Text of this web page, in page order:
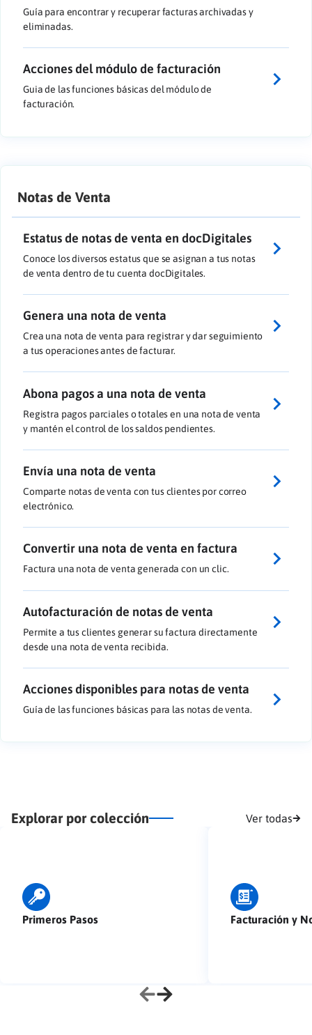
Guía para encontrar y recuperar facturas archivadas y
eliminadas.
Acciones del módulo de facturación
Guia de las funciones básicas del módulo de
facturación.
Notas de Venta
Estatus de notas de venta en docDigitales
Conoce los diversos estatus que se asignan a tus notas
de venta dentro de tu cuenta docDigitales.
Genera una nota de venta
Crea una nota de venta para registrar y dar seguimiento
a tus operaciones antes de facturar.
Abona pagos a una nota de venta
Registra pagos parciales o totales en una nota de venta
y mantén el control de los saldos pendientes.
Envía una nota de venta
Comparte notas de venta con tus clientes por correo
electrónico.
Convertir una nota de venta en factura
Factura una nota de venta generada con un clic.
Autofacturación de notas de venta
Permite a tus clientes generar su factura directamente
desde una nota de venta recibida.
Acciones disponibles para notas de venta
Guía de las funciones básicas para las notas de venta.
Explorar por colección Ver todas
Primeros Pasos Facturación y